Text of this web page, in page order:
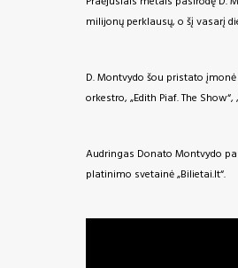
milijonų perklausų, o šį vasarį
D. Montvydo šou pristato
orkestro, „Edith Piaf. The
Audringas Donato Montvydo
platinimo svetainė „Bilietai.lt“.